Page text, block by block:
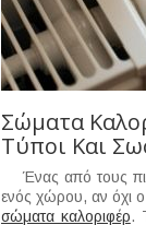
Σώματα
Τύποι Και
Ένας από τους
ενός χώρου, αν όχι ο
σώματα καλοριφέρ.